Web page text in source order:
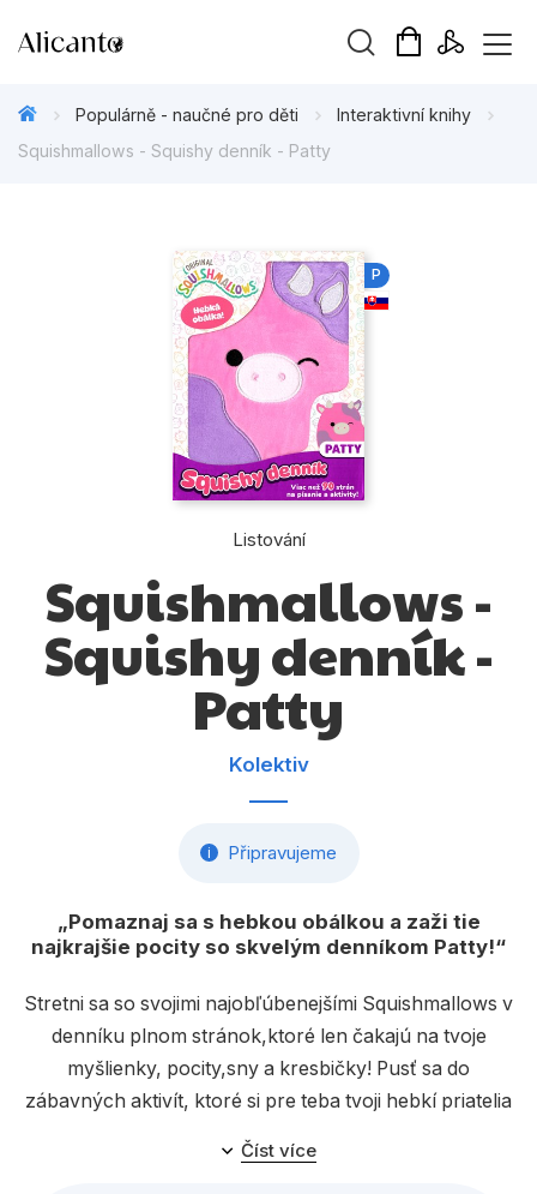
Připravujeme
Tipy redakce
Beletrie pro děti
Beletrie pro dospělé
Dárkové publikace
Dárkové zboží
Hobby
Jazyky
Počítače
Populárně - naučná pro dospělé
Populárně - naučné pro děti
Populárně - naučné pro děti
Interaktivní knihy
Squishmallows - Squishy denník - Patty
P
Listování
Squishmallows -
Squishy denník -
Patty
Kolektiv
i Připravujeme
Pomaznaj sa s hebkou obálkou a zaži tie
najkrajšie pocity so skvelým denníkom Patty!
Stretni sa so svojimi najobľúbenejšími Squishmallows v
denníku plnom stránok,ktoré len čakajú na tvoje
myšlienky, pocity,sny a kresbičky! Pusť sa do
zábavných aktivít, ktoré si pre teba tvoji hebkí priatelia
pripravili. Naplánuj oslavu s Texom, porozprávaj sa o
vesmírnom dobrodružstve s Emily alebo si vyplň vtipný
Číst více